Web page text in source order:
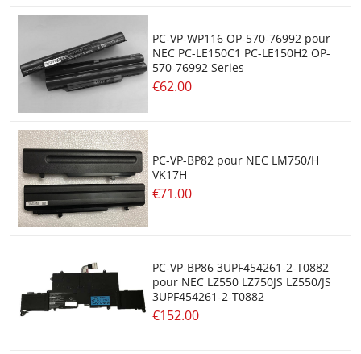
PC-VP-WP116 OP-570-76992 pour
NEC PC-LE150C1 PC-LE150H2 OP-
570-76992 Series
€62.00
PC-VP-BP82 pour NEC LM750/H
VK17H
€71.00
PC-VP-BP86 3UPF454261-2-T0882
pour NEC LZ550 LZ750JS LZ550/JS
3UPF454261-2-T0882
€152.00